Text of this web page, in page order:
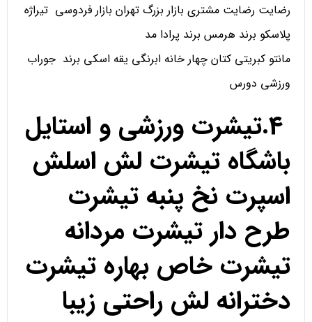
رضایت رضایت مشتری بازار بزرگ تهران بازار فردوسی تیراژه
پلاسکو برند هرمس برند پرادا مد
مانتو کبریتی کتان چهار خانه ابرنگی یقه اسکی برند جوراب
ورزشی دورس
4.تیشرت ورزشی و استایل
باشگاه تیشرت لش اسلش
اسپرت نخ پنبه تیشرت
طرح دار تیشرت مردانه
تیشرت خاص بهاره تیشرت
دخترانه لش راحتی زیبا